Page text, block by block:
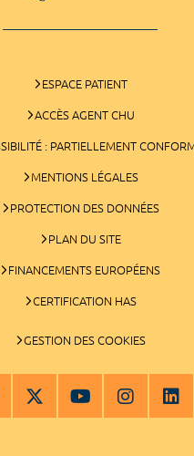
ESPACE PATIENT
ACCÈS AGENT CHU
: PARTIELLEMENT
MENTIONS LÉGALES
PROTECTION DES DONNÉES
PLAN DU SITE
FINANCEMENTS EUROPÉENS
CERTIFICATION HAS
GESTION DES COOKIES